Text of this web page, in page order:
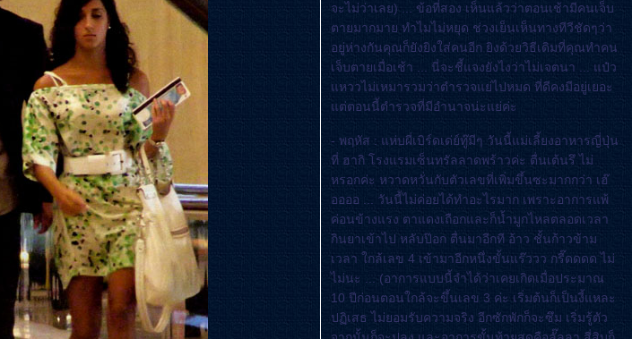
จะไม่ว่าเลย) ... ข้อที่สอง เห็นแล้วว่าตอนเช้ามีคนเจ็บ
ตายมากมาย ทำไมไม่หยุด ช่วงเย็นเห็นทางทีวีชัดๆว่า
อยู่ห่างกันคุณก็ยังยิงใส่คนอีก ยิงด้วยวิธีเดิมที่คุณทำคน
เจ็บตายเมื่อเช้า ... นี่จะชี้แจงยังไงว่าไม่เจตนา ... แป๋ว
หววไม่เหมารวมว่าตำรวจแย่ไปหมด ที่ดีคงมีอยู่เยอะ
ต่ตอนนี้ตำรวจที่มีอำนาจน่ะแย่ค่ะ
- พฤหัส : แห่บผี่เบิร์ดเด่ย์ทู๊มีๆ วันนี้แม่เลี้ยงอาหารญี่ปุ่น
ที่ ฮากิ โรงแรมเซ็นทรัลลาดพร้าวค่ะ ตื่นเต้นรึ ไม่
หรอกค่ะ หวาดหวั่นกับตัวเลขที่เพิ่มขึ้นซะมากกว่า เฮ๊
ออออ ... วันนี้ไม่ค่อยได้ทำอะไรมาก เพราะอาการแพ้
ค่อนข้างแรง ตาแดงเถือกและก็น้ำมูกไหลตลอดเวลา
กินยาเข้าไป หลับป๊อก ตื่นมาอีกที อ้าว ชั้นก้าวข้าม
เวลา ใกล้เลข 4 เข้ามาอีกหนึ่งขั้นแร๊ววว กรี๊ดดดด ไม่
ไม่นะ ... (อาการแบบนี้จำได้ว่าเคยเกิดเมื่อประมาณ
10 ปีก่อนตอนใกล้จะขึ้นเลข 3 ค่ะ เริ่มต้นก็เป็นงี้แหละ
ปฏิเสธ ไม่ยอมรับความจริง อีกซักพักก็จะซึม เริ่มรู้ตัว